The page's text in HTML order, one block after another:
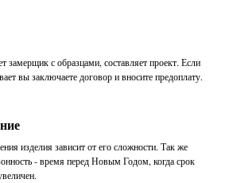
замерщик с образцами, составляет проект. Если
вы заключаете договор и вносите предоплату.
изделия зависит от его сложности. Так же
- время перед Новым Годом, когда срок